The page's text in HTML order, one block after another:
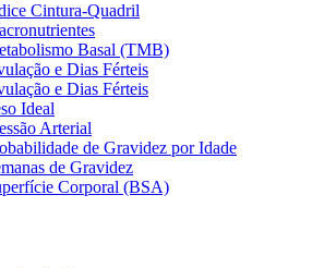
Cintura-Quadril
Basal (TMB)
e Dias Férteis
e Dias Férteis
Ideal
Arterial
de Gravidez por Idade
de Gravidez
Corporal (BSA)